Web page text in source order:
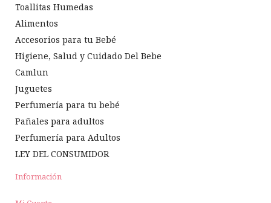
Toallitas Humedas
Alimentos
Accesorios para tu Bebé
Higiene, Salud y Cuidado Del Bebe
Camlun
Juguetes
Perfumería para tu bebé
Pañales para adultos
Perfumería para Adultos
LEY DEL CONSUMIDOR
Información